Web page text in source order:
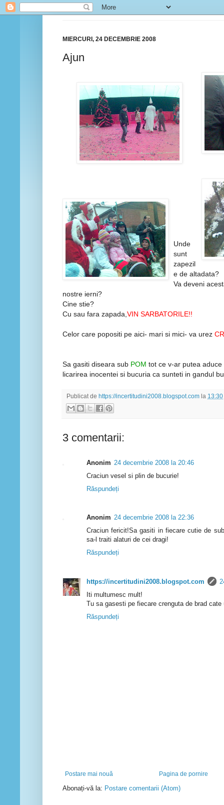
MIERCURI, 24 DECEMBRIE 2008
Ajun
Unde
sunt
zapezil
e de altadata?
Va deveni
nostre ierni?
Cine stie?
Cu sau fara zapada, VIN SARBATORILE!!
Celor care popositi pe aici- mari si mici- va urez
Sa gasiti diseara sub POM tot ce v-ar putea
licarirea inocentei si bucuria ca sunteti in gandul
Publicat de https://incertitudini2008.blogspot.com la 13:30
3 comentarii:
Anonim 24 decembrie 2008 la 20:46
Craciun vesel si plin de bucurie!
Răspundeți
Anonim 24 decembrie 2008 la 22:36
Craciun fericit!Sa gasiti in fiecare cutie de
sa-l traiti alaturi de cei dragi!
Răspundeți
https://incertitudini2008.blogspot.com
Iti multumesc mult!
Tu sa gasesti pe fiecare crenguta de brad cate
Răspundeți
Postare mai nouă Pagina de pornire
Abonați-vă la: Postare comentarii (Atom)